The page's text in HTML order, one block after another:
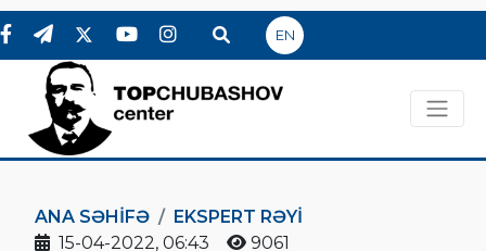
EN
ANA SƏHIFƏ
EKSPERT RƏYI
15-04-2022, 06:43
9061